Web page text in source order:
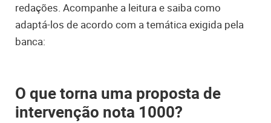
redações. Acompanhe a leitura e saiba como
adaptá-los de acordo com a temática exigida pela
banca:
O que torna uma proposta de
intervenção nota 1000?